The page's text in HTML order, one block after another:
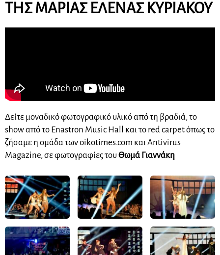
ΤΗΣ ΜΑΡΙΑΣ ΕΛΕΝΑΣ ΚΥΡΙΑΚΟΥ
Δείτε μοναδικό φωτογραφικό υλικό από τη βραδιά, το
show από το Enastron Music Hall και το red carpet όπως το
ζήσαμε η ομάδα των oikotimes.com και Antivirus
Magazine, σε φωτογραφίες τουΘωμά Γιαννάκη